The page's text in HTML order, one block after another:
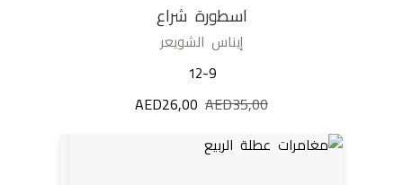
اسطورة شراع
إيناس الشويعر
12-9
AED35,00
السعرAED26,00
السعر